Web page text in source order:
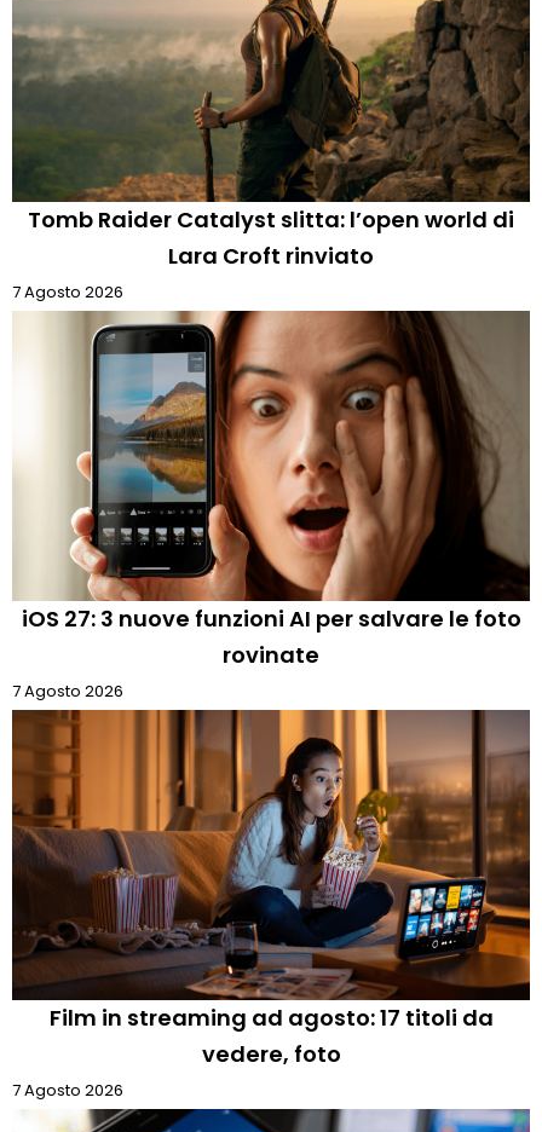
Tomb Raider Catalyst slitta: l’open world di
Lara Croft rinviato
7 Agosto 2026
iOS 27: 3 nuove funzioni AI per salvare le foto
rovinate
7 Agosto 2026
Film in streaming ad agosto: 17 titoli da
vedere, foto
7 Agosto 2026